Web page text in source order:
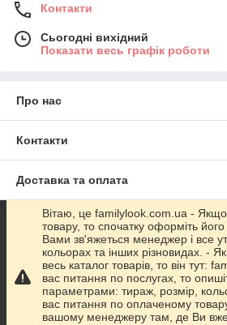
Контакти
Сьогодні вихідний
Показати весь графік роботи
Про нас
Контакти
Доставка та оплата
Графік роботи
Повна версія сайту
Сайт створено на маркетплейсі
Вітаю, це familylook.com.ua -
товару, то спочатку оформіть його
Вами зв'яжеться менеджер і все
кольорах та інших різновидах. -
весь каталог товарів, то він тут:
вас питання по послугах, то
параметрами: тираж, розмір,
вас питання по оплаченому
вашому менеджеру там, де Ви вже